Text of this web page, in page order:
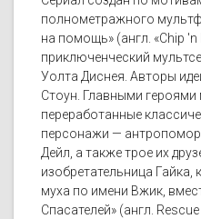
полнометражного
на помощь» (англ. «Chip
приключенческий
Уолта Диснея. Авторы
Стоун. Главными
переработанные
персонажи —
Дейл, а также трое их
изобретательница Гайка,
муха по имени Вжик,
Спасателей» (англ.